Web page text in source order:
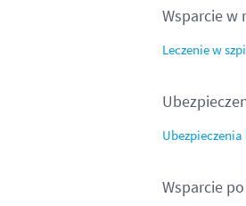
Wsparcie w
Leczenie w
Wsparcie